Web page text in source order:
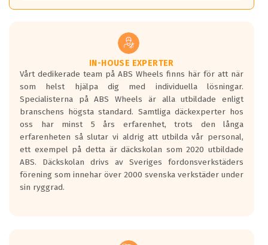
vilken körstil du använder.
Våtgrepp egenskaper:
Betygsskalan är satt A till F. Där A påvisar
den kortaste bromssträckan och F är den
längsta.
Inga D eller G betyg delas ut för
personbilar och lätta lastbilar.
Betyget sätts efter ett test där däcken
skall bromsa in på en väg där det ligger
0.5-1.5 mm vatten.
I 80km/h kommer skillnaden på
IN-HOUSE EXPERTER
Vårt dedikerade team på ABS Wheels finns här för att när
som helst hjälpa dig med individuella lösningar.
Specialisterna på ABS Wheels är alla utbildade enligt
branschens högsta standard. Samtliga däckexperter hos
oss har minst 5 års erfarenhet, trots den långa
erfarenheten så slutar vi aldrig att utbilda vår personal,
ett exempel på detta är däckskolan som 2020 utbildade
ABS. Däckskolan drivs av Sveriges fordonsverkstäders
förening som innehar över 2000 svenska verkstäder under
sin ryggrad.